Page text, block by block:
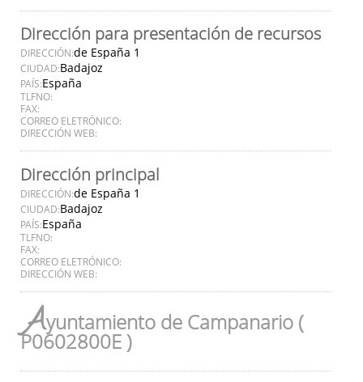
Dirección para presentación de recursos
DIRECCIÓN:de España 1
CIUDAD:Badajoz
PAÍS:España
TLFNO:
FAX:
CORREO ELETRÓNICO:
DIRECCIÓN WEB:
Dirección principal
DIRECCIÓN:de España 1
CIUDAD:Badajoz
PAÍS:España
TLFNO:
FAX:
CORREO ELETRÓNICO:
DIRECCIÓN WEB:
Ayuntamiento de Campanario (
P0602800E )